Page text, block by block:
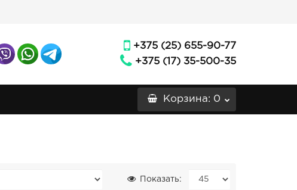
+375 (25) 655-90-77
+375 (17) 35-500-35
Корзина: 0
Показать: